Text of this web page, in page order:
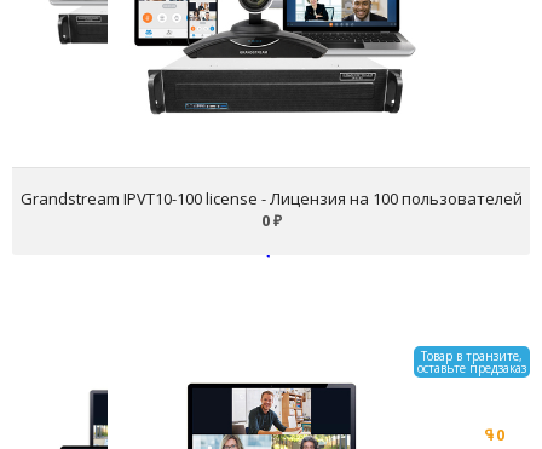
Grandstream IPVT10-100 license - Лицензия на 100 пользователей
0 ₽
Товар в транзите,
оставьте предзаказ
Grandstream IPVT10-200 license
0
₽